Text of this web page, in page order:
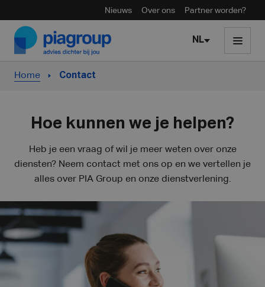
Nieuws Over ons Partner worden?
Skip to content
NL
Home Contact
Hoe kunnen we je helpen?
Heb je een vraag of wil je meer weten over onze
diensten? Neem contact met ons op en we vertellen je
alles over PIA Group en onze dienstverlening.